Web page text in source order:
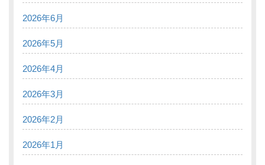
2026年6月
2026年5月
2026年4月
2026年3月
2026年2月
2026年1月